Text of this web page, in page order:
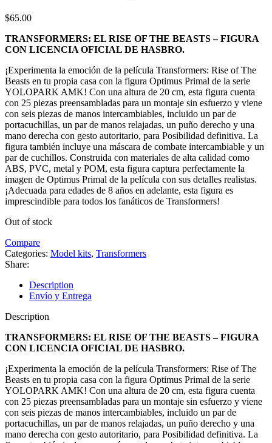
$65.00
TRANSFORMERS: EL RISE OF THE BEASTS – FIGURA
CON LICENCIA OFICIAL DE HASBRO.
¡Experimenta la emoción de la película Transformers: Rise of The
Beasts en tu propia casa con la figura Optimus Primal de la serie
YOLOPARK AMK! Con una altura de 20 cm, esta figura cuenta
con 25 piezas preensambladas para un montaje sin esfuerzo y viene
con seis piezas de manos intercambiables, incluido un par de
portacuchillas, un par de manos relajadas, un puño derecho y una
mano derecha con gesto autoritario, para Posibilidad definitiva. La
figura también incluye una máscara de combate intercambiable y un
par de cuchillos. Construida con materiales de alta calidad como
ABS, PVC, metal y POM, esta figura captura perfectamente la
imagen de Optimus Primal de la película con sus detalles realistas.
¡Adecuada para edades de 8 años en adelante, esta figura es
imprescindible para todos los fanáticos de Transformers!
Out of stock
Compare
Categories: Model kits, Transformers
Share:
Description
Envío y Entrega
Description
TRANSFORMERS: EL RISE OF THE BEASTS – FIGURA
CON LICENCIA OFICIAL DE HASBRO.
¡Experimenta la emoción de la película Transformers: Rise of The
Beasts en tu propia casa con la figura Optimus Primal de la serie
YOLOPARK AMK! Con una altura de 20 cm, esta figura cuenta
con 25 piezas preensambladas para un montaje sin esfuerzo y viene
con seis piezas de manos intercambiables, incluido un par de
portacuchillas, un par de manos relajadas, un puño derecho y una
mano derecha con gesto autoritario, para Posibilidad definitiva. La